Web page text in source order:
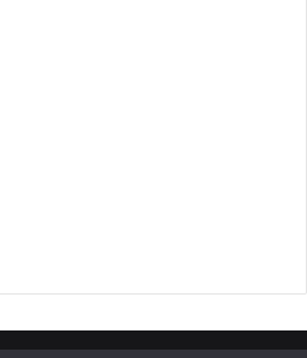
התחושה? האם הזכייה לאחר הפסקת